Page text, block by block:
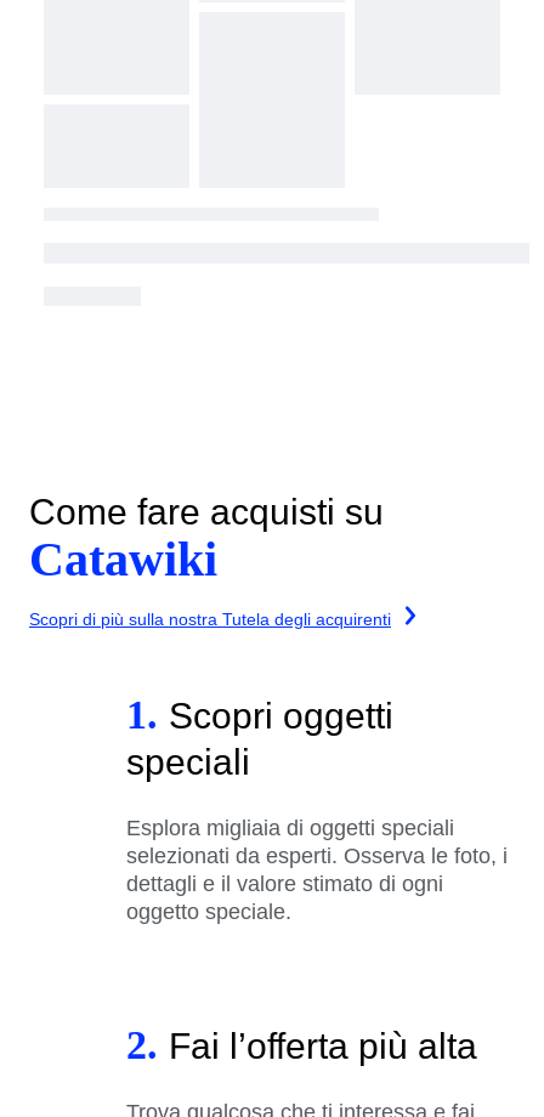
Come fare acquisti su
Catawiki
Scopri di più sulla nostra Tutela degli acquirenti
1. Scopri oggetti
speciali
Esplora migliaia di oggetti speciali
selezionati da esperti. Osserva le foto, i
dettagli e il valore stimato di ogni
oggetto speciale.
2. Fai l’offerta più alta
Trova qualcosa che ti interessa e fai